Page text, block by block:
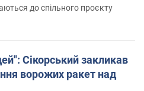
до спільного проєкту
Сікорський закликав
ворожих ракет над